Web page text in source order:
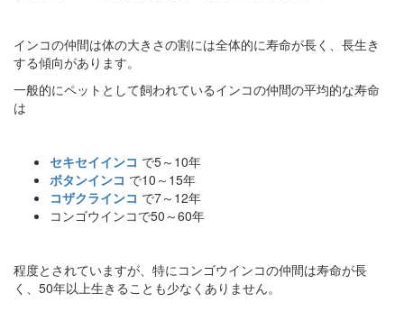
インコの仲間は体の大きさの割には全体的に寿命が長く、長生き
する傾向があります。
一般的にペットとして飼われているインコの仲間の平均的な寿命
は
セキセイインコ で5～10年
ボタンインコ で10～15年
コザクラインコ で7～12年
コンゴウインコで50～60年
程度とされていますが、特にコンゴウインコの仲間は寿命が長
く、50年以上生きることも少なくありません。